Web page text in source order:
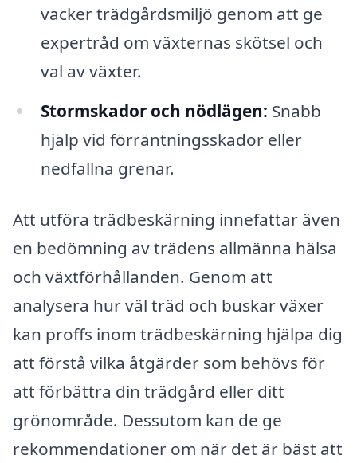
vacker trädgårdsmiljö genom att ge
expertråd om växternas skötsel och
val av växter.
Stormskador och nödlägen: Snabb
hjälp vid förräntningsskador eller
nedfallna grenar.
Att utföra trädbeskärning innefattar även
en bedömning av trädens allmänna hälsa
och växtförhållanden. Genom att
analysera hur väl träd och buskar växer
kan proffs inom trädbeskärning hjälpa dig
att förstå vilka åtgärder som behövs för
att förbättra din trädgård eller ditt
grönområde. Dessutom kan de ge
rekommendationer om när det är bäst att